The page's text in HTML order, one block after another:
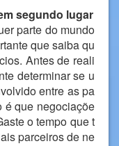
segundo lugar
parte do mundo
que saiba qu
Antes de reali
determinar se u
entre as pa
é que negociaçõe
o tempo que t
parceiros de ne